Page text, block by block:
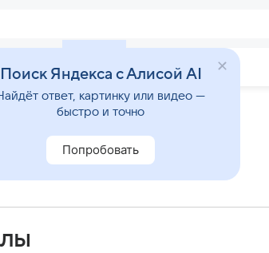
Звезды
Поиск Яндекса с Алисой AI
ответ, картинку или видео —
быстро и точно
Попробовать